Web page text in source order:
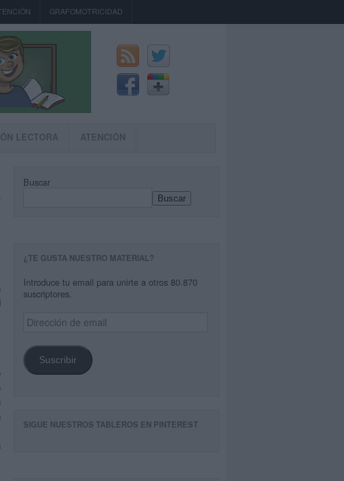
GRAFOMOTRICIDAD
LECTORA ATENCIÓN
Buscar
Buscar
¿TE GUSTA NUESTRO MATERIAL?
Introduce tu email para unirte a otros 80.870
suscriptores.
Dirección
de
Suscribir
SIGUE NUESTROS TABLEROS EN PINTEREST